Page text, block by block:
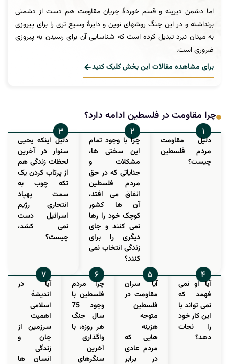
اما دشمن دیرینه و قسم خوردۀ جریان مقاومت هم دست از دشمنی
برنداشته و در این جنگ روشهای نوین و دایرۀ وسیع تری را برای پیروزی
به میدان نبرد تبدیل کرده است که شناسایی آن برای رسیدن به پیروزی
ضروری است.
برای مشاهده مقالات این بخش کلیک کنید
چرا مقاومت در فلسطین ادامه دارد؟
دلیل مقاومت
مردم فلسطین
چیست؟
چرا با وجود تمام
این سختی ها،
مشکلات و
جنایاتی که در حق
مردم فلسطین
اتفاق می افتد،
آن ها کشور
کوچک خود را رها
نمی کنند و جای
دیگری را برای
زندگی انتخاب نمی
کنند؟
دلیل اینکه یحیی
سنوار در آخرین
لحظات زندگی هم
از پرتاب کردن یک
تکه چوب به
سمت پهپاد
انتحاری رژیم
اسرائیل دست
نمی کشد،
چیست؟
آیا او نمی
فهمد که
نمی تواند با
این کار خود
را نجات
دهد؟
آیا سران
مقاومت در
فلسطین
متوجه
هزینه
هایی که
مردم عادی
در برابر
چرا مردم
فلسطین با
وجود 75
سال جنگ
هر روزه، با
واگذاری
آخرین
سنگرهای
آیا در
اندیشۀ
اسلامی
اهمیت
سرزمین از
جان و
زندگی
انسان ها